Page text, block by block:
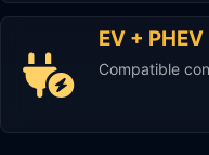
EV + PHEV
Compatible